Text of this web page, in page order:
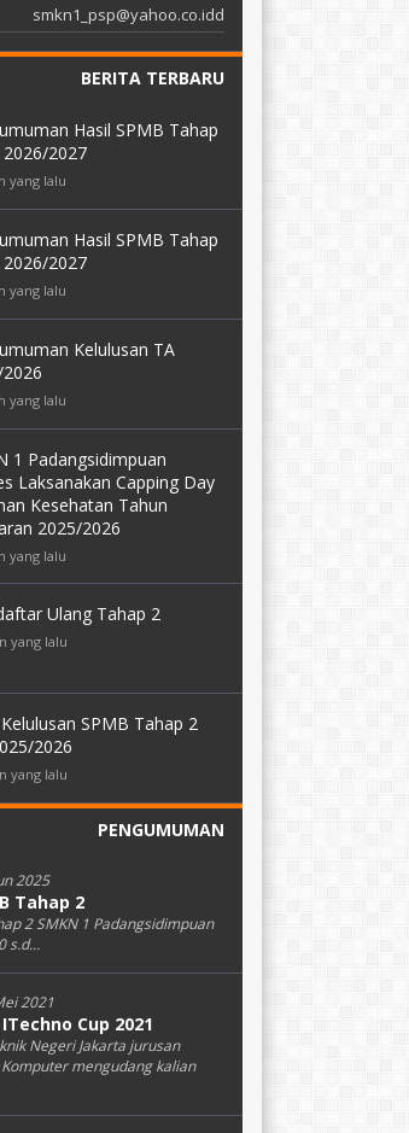
smkn1_psp@yahoo.co.idd
BERITA TERBARU
Hasil SPMB Tahap
2026/2027
yang lalu
Hasil SPMB Tahap
2026/2027
yang lalu
Kelulusan TA
yang lalu
1 Padangsidimpuan
Laksanakan Capping Day
Kesehatan Tahun
2025/2026
yang lalu
Ulang Tahap 2
yang lalu
SPMB Tahap 2
2026
yang lalu
PENGUMUMAN
2025
Tahap 2
2 SMKN 1 Padangsidimpuan
s.d...
2021
Cup 2021
Negeri Jakarta jurusan
mengudang kalian